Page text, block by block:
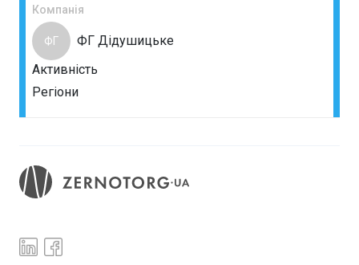
Компанія
ФГ
ФГ Дідушицьке
Активність
Регіони